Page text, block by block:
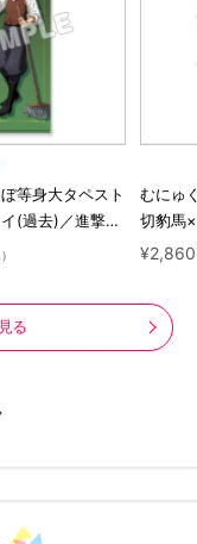
等身大タペスト
(過去)／進撃の
Journey
むにゅ
切豹馬
ロック
¥2,860
る